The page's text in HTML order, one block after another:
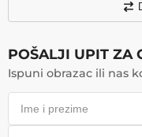
POŠALJI UPIT ZA
Ispuni obrazac ili nas